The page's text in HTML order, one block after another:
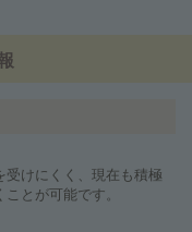
けにくく、現在も積極
とが可能です。